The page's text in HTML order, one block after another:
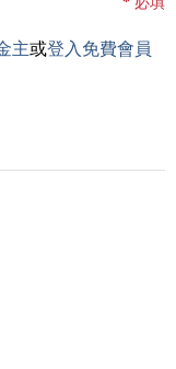
主或登入免費會員